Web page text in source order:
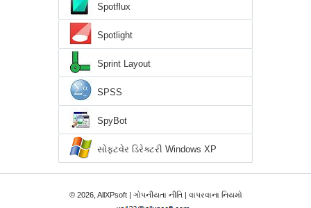
Spotflux
Spotlight
Sprint Layout
SPSS
SpyBot
સોફ્ટવેર ડિરેક્ટરી Windows XP
© 2026, AllXPsoft | ગોપનીયતા નીતિ | વાપરવાના નિયમો